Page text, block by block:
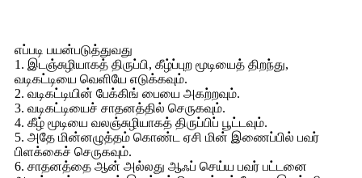
எப்படி பயன்படுத்துவது
1. இடஞ்சுழியாகத் திருப்பி, கீழ்ப்புற மூடியைத் திறந்து,
வடிகட்டியை வெளியே எடுக்கவும்.
2. வடிகட்டியின் பேக்கிங் பையை அகற்றவும்.
3. வடிகட்டியைச் சாதனத்தில் செருகவும்.
4. கீழ் மூடியை வலஞ்சுழியாகத் திருப்பிப் பூட்டவும்.
5. அதே மின்னழுத்தம் கொண்ட ஏசி மின் இணைப்பில் பவர்
பிளக்கைச் செருகவும்.
6. சாதனத்தை ஆன் அல்லது ஆஃப் செய்ய பவர் பட்டனை